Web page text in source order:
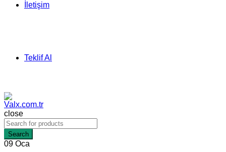
İletişim
Teklif Al
close
Search
09 Oca